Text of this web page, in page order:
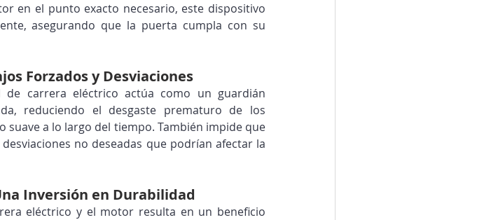
en el punto exacto necesario, este dispositivo
asegurando que la puerta cumpla con su
Forzados y Desviaciones
carrera eléctrico actúa como un guardián
reduciendo el desgaste prematuro de los
a lo largo del tiempo. También impide que
no deseadas que podrían afectar la
Inversión en Durabilidad
eléctrico y el motor resulta en un beneficio